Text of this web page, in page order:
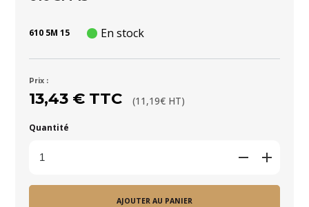
610 5M 15 En stock
Prix :
13,43 € TTC (11,19€ HT)
Quantité
AJOUTER AU PANIER